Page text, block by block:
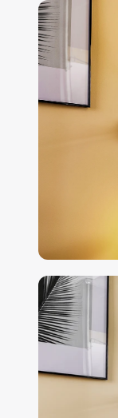
Zum
Ende
der
Bildgalerie
springen